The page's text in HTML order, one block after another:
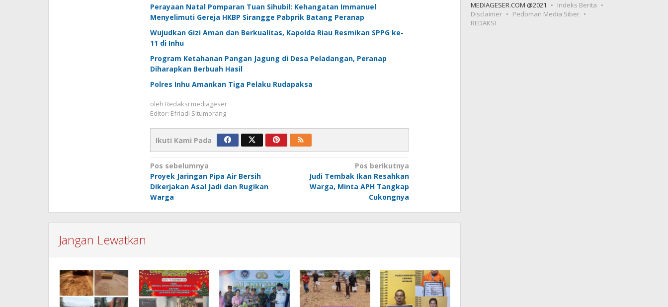
Perayaan Natal Pomparan Tuan Sihubil: Kehangatan Immanuel
Menyelimuti Gereja HKBP Sirangge Pabprik Batang Peranap
Wujudkan Gizi Aman dan Berkualitas, Kapolda Riau Resmikan SPPG ke-
11 di Inhu
Program Ketahanan Pangan Jagung di Desa Peladangan, Peranap
Diharapkan Berbuah Hasil
Polres Inhu Amankan Tiga Pelaku Rudapaksa
oleh Redaksi mediageser
Editor: Efriadi Situmorang
Ikuti Kami Pada
Navigasi
pos
Pos sebelumnya
Proyek Jaringan Pipa Air Bersih
Dikerjakan Asal Jadi dan Rugikan
Warga
Pos berikutnya
Judi Tembak Ikan Resahkan
Warga, Minta APH Tangkap
Cukongnya
Jangan Lewatkan
MEDIAGESER.COM @2021
Indeks Berita
Disclaimer
Pedoman Media Siber
REDAKSI